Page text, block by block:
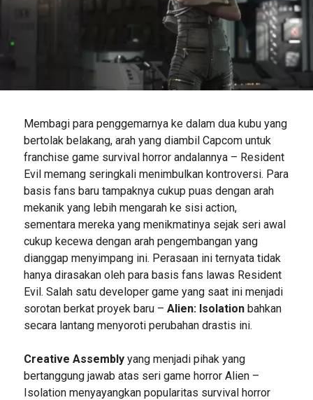
Membagi para penggemarnya ke dalam dua kubu yang
bertolak belakang, arah yang diambil Capcom untuk
franchise game survival horror andalannya – Resident
Evil memang seringkali menimbulkan kontroversi. Para
basis fans baru tampaknya cukup puas dengan arah
mekanik yang lebih mengarah ke sisi action,
sementara mereka yang menikmatinya sejak seri awal
cukup kecewa dengan arah pengembangan yang
dianggap menyimpang ini. Perasaan ini ternyata tidak
hanya dirasakan oleh para basis fans lawas Resident
Evil. Salah satu developer game yang saat ini menjadi
sorotan berkat proyek baru – Alien: Isolationbahkan
secara lantang menyoroti perubahan drastis ini.
Creative Assemblyyang menjadi pihak yang
bertanggung jawab atas seri game horror Alien –
Isolation menyayangkan popularitas survival horror